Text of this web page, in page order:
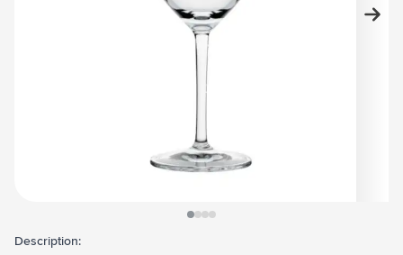
Description: